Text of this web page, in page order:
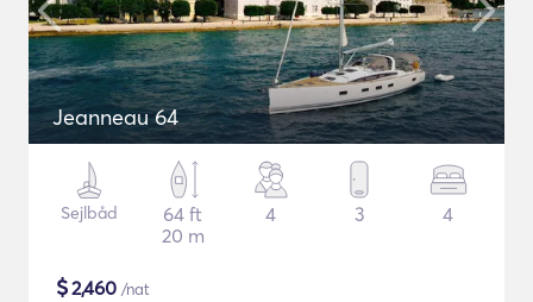
Jeanneau 64
Sejlbåd
64 ft
20 m
4 3 4
$2,460 /nat